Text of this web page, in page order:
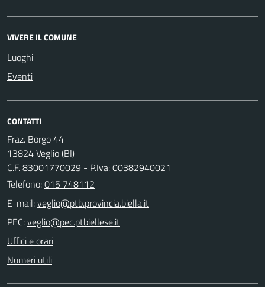
VIVERE IL COMUNE
Luoghi
Eventi
CONTATTI
Fraz. Borgo 44
13824 Veglio (BI)
C.F. 83001770029 - P.Iva: 00382940021
Telefono:015 748112
E-mail:
PEC:
Uffici e orari
Numeri utili